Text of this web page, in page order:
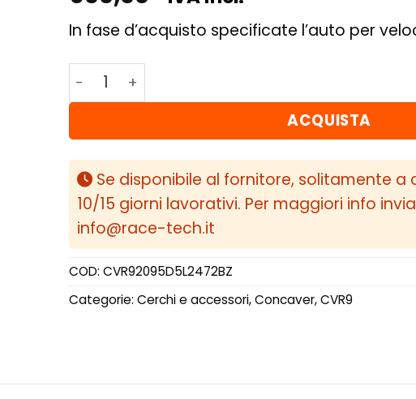
In fase d’acquisto specificate l’auto per
Concaver CVR9 20x9,5 ET24 5x112 Gloss
ACQUISTA
Se disponibile al fornitore, solitamente a
10/15 giorni lavorativi. Per maggiori info
info@race-tech.it
COD: CVR92095D5L2472BZ
Categorie: Cerchi e accessori,Concaver,CVR9